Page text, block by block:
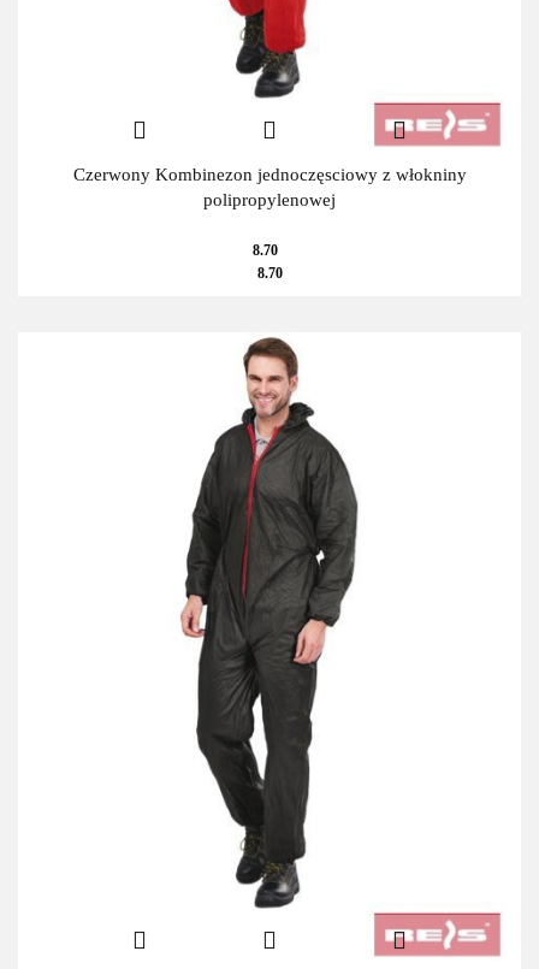
Czerwony Kombinezon jednoczęsciowy z włokniny
polipropylenowej
8.70
8.70